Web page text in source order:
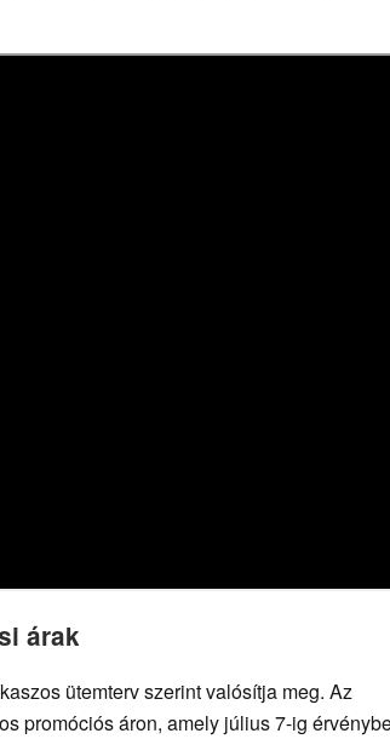
árak
ütemterv szerint valósítja meg. Az
promóciós áron, amely július 7-ig